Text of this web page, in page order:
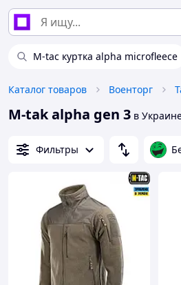
M-tac куртка alpha microfleece
Каталог товаров Военторг
M-tak alpha gen 3 в
Фильтры